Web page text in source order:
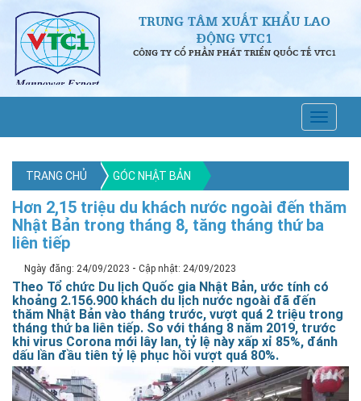
TRUNG TÂM XUẤT KHẨU LAO
ĐỘNG VTC1
CÔNG TY CỔ PHẦN PHÁT TRIỂN QUỐC TẾ VTC1
TRANG CHỦ GÓC NHẬT BẢN
Hơn 2,15 triệu du khách nước ngoài đến thăm
Nhật Bản trong tháng 8, tăng tháng thứ ba
liên tiếp
Ngày đăng: 24/09/2023 - Cập nhật: 24/09/2023
Theo Tổ chức Du lịch Quốc gia Nhật Bản, ước tính có
khoảng 2.156.900 khách du lịch nước ngoài đã đến
thăm Nhật Bản vào tháng trước, vượt quá 2 triệu trong
tháng thứ ba liên tiếp. So với tháng 8 năm 2019, trước
khi virus Corona mới lây lan, tỷ lệ này xấp xỉ 85%, đánh
dấu lần đầu tiên tỷ lệ phục hồi vượt quá 80%.